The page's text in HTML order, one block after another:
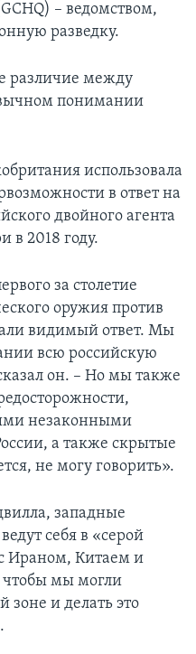
– ведомством,
разведку.
различие между
понимании
использовала
в ответ на
двойного агента
в 2018 году.
за столетие
оружия против
видимый ответ. Мы
всю российскую
он. – Но мы также
незаконными
а также скрытые
не могу говорить».
западные
себя в «серой
Ираном, Китаем и
мы могли
зоне и делать это